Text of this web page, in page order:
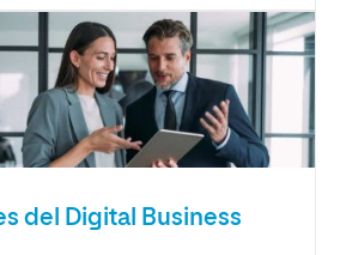
del Digital Business